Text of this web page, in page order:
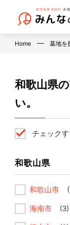
Home 墓地を
和歌山県
い。
チェック
和歌山県
和歌山市
海南市 (3)